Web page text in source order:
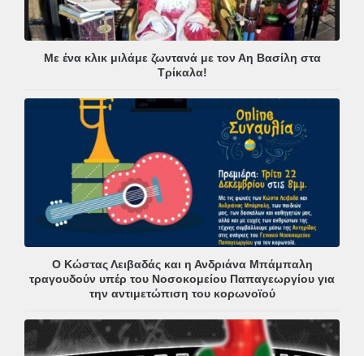
Με ένα κλικ μιλάμε ζωντανά με τον Αη Βασίλη στα
Τρίκαλα!
Ο Κώστας Λειβαδάς και η Ανδριάνα Μπάμπαλη
τραγουδούν υπέρ του Νοσοκομείου Παπαγεωργίου για
την αντιμετώπιση του κορωνοϊού